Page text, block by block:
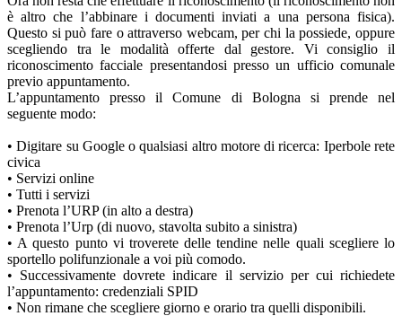
è altro che l’abbinare i documenti inviati a una persona fisica).
Questo si può fare o attraverso webcam, per chi la possiede, oppure
scegliendo tra le modalità offerte dal gestore. Vi consiglio il
riconoscimento facciale presentandosi presso un ufficio comunale
previo appuntamento.
L’appuntamento presso il Comune di Bologna si prende nel
seguente modo:
• Digitare su Google o qualsiasi altro motore di ricerca: Iperbole rete
civica
• Servizi online
• Tutti i servizi
• Prenota l’URP (in alto a destra)
• Prenota l’Urp (di nuovo, stavolta subito a sinistra)
• A questo punto vi troverete delle tendine nelle quali scegliere lo
sportello polifunzionale a voi più comodo.
• Successivamente dovrete indicare il servizio per cui richiedete
l’appuntamento: credenziali SPID
• Non rimane che scegliere giorno e orario tra quelli disponibili.